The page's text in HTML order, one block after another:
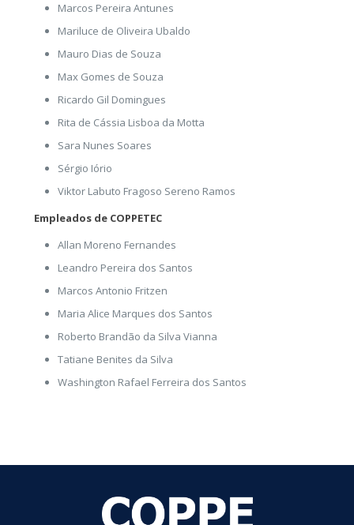
Marcos Pereira Antunes
Mariluce de Oliveira Ubaldo
Mauro Dias de Souza
Max Gomes de Souza
Ricardo Gil Domingues
Rita de Cássia Lisboa da Motta
Sara Nunes Soares
Sérgio Iório
Viktor Labuto Fragoso Sereno Ramos
Empleados de COPPETEC
Allan Moreno Fernandes
Leandro Pereira dos Santos
Marcos Antonio Fritzen
Maria Alice Marques dos Santos
Roberto Brandão da Silva Vianna
Tatiane Benites da Silva
Washington Rafael Ferreira dos Santos